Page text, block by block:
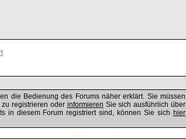
die Bedienung des Forums näher erklärt. Sie müssen
registrieren oder informieren Sie sich ausführlich über
in diesem Forum registriert sind, können Sie sich hier